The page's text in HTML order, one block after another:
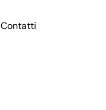
Contatti